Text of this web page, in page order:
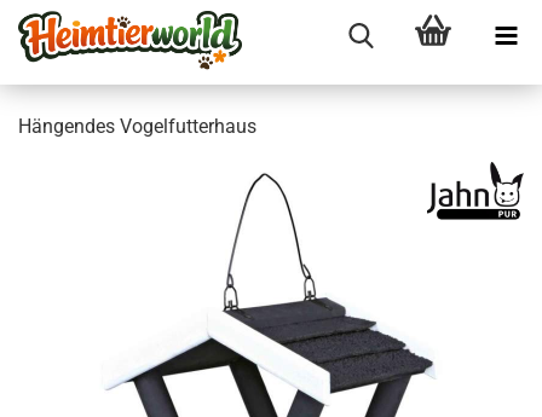
Hän­gen­des Vo­gel­fut­ter­haus